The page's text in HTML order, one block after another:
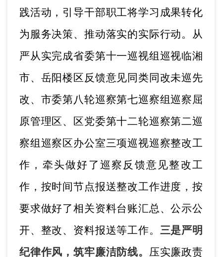
践活动，引导干部职工将学习成果转化
为服务决策、推动落实的实际行动。从
严从实完成省委第十一巡视组巡视临湘
市、岳阳楼区反馈意见同类同改未巡先
改、市委第八轮巡察第七巡察组巡察屈
原管理区、区党委第十二轮巡察第二巡
察组巡察区办公室三项巡视巡察整改工
作，牵头做好了巡察反馈意见整改工
作，按时间节点报送整改工作进度，按
要求做好了相关资料台账汇总、公示公
开、整改、资料报送等工作。 三是严明
纪律作风，筑牢廉洁防线。 压实廉政责